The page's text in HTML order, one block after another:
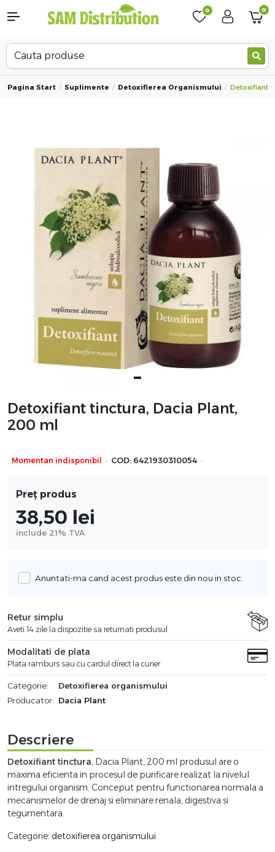
0 0
Pagina Start Suplimente Detoxifierea Organismului Detoxifiant
Detoxifiant tinctura, Dacia Plant,
200 ml
Momentan indisponibil · COD: 6421930310054 ·
Preț produs
38,50 lei
include 21% TVA
Anuntati-ma cand acest produs este din nou in stoc.
Retur simplu
Aveti 14 zile la dispozitie sa returnati produsul
Modalitati de plata
Plata ramburs sau cu cardul direct la curier
Categorie:
Detoxifierea organismului
Producator: Dacia Plant
Descriere
Detoxifiant tinctura, Dacia Plant, 200 ml produsul are o
maxima eficienta in procesul de purificare realizat la nivelul
intregului organism. Conceput pentru functionarea normala a
mecanismelor de drenaj si eliminare renala, digestiva si
tegumentara.
Categorie: detoxifierea organismului.